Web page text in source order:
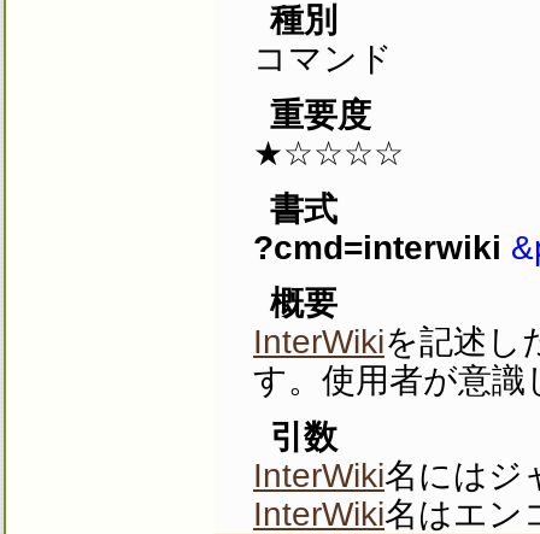
種別
コマンド
重要度
★☆☆☆☆
書式
?cmd=interwiki
概要
InterWikiを記述し
す。使用者が意
引数
InterWiki名にはジ
InterWiki名はエン